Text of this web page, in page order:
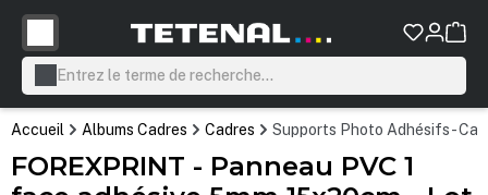
principal
Accueil Albums Cadres Cadres Supports Photo Adhésifs -
FOREXPRINT - Panneau PVC 1